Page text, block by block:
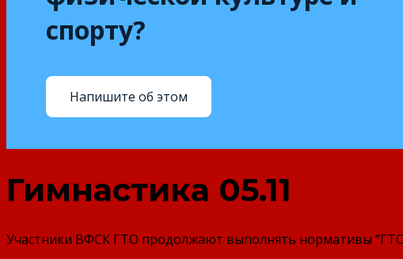
спорту?
Напишите об этом
Гимнастика 05.11
Участники ВФСК ГТО продолжают выполнять нормативы